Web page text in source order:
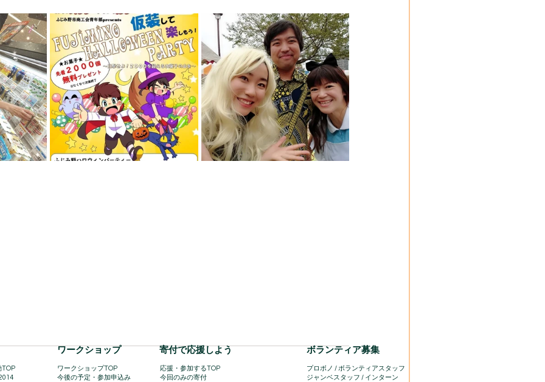
TOP
​ワークショップ 寄付で応援しよう
ワークショップTOP
今後の予定・参加申込み
応援・参加するTOP
今回のみの寄付
ボランティア募集
プロボノ / ボランティアスタッフ
​ジャンベスタッフ / インターン